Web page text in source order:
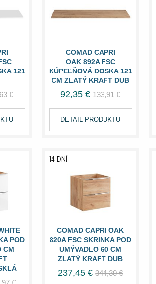
121
€
COMAD CAPRI
OAK 892A FSC
KÚPEĽŇOVÁ DOSKA 121
CM ZLATÝ KRAFT DUB
92,35 € 133,91 €
DETAIL PRODUKTU
POD
CM
COMAD CAPRI OAK
820A FSC SKRINKA POD
UMÝVADLO 60 CM
ZLATÝ KRAFT DUB
14 DNÍ
237,45 € 344,30 €